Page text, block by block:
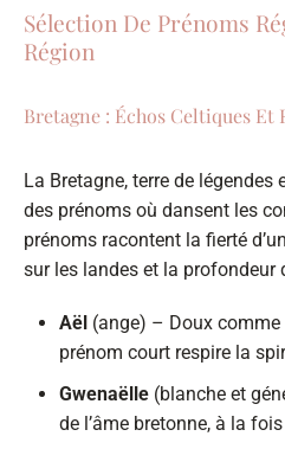
Sélection De Prénoms
Région
Bretagne : Échos Celtiques
La Bretagne, terre de
des prénoms où dansent les
prénoms racontent la fierté
sur les landes et la profondeur
Aël (ange) – Doux comme
prénom court respire la
Gwenaëlle (blanche et
de l’âme bretonne, à la